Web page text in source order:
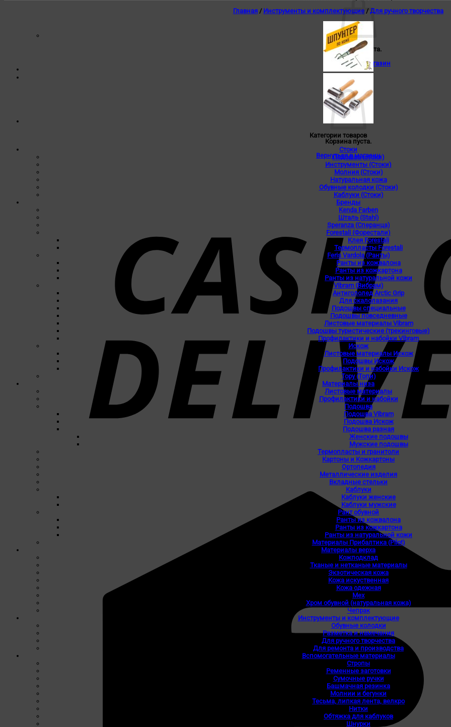
Корзина пуста.
Вернуться в магазин
Корзина
Корзина пуста.
Вернуться в магазин
Главная / Инструменты и комплектующие / Для ручного творчества
Категории товаров
Стоки
Подошва (стоки)
Инструменты (Стоки)
Молния (Стоки)
Натуральная кожа
Обувные колодки (Стоки)
Каблуки (Стоки)
Бренды
Kenda Farben
Шталь (Stahl)
Speranza (Сперанца)
Forestali (Форестали)
Клея Forestali
Термопласты Forestali
Feris Vardola (Ранты)
Ранты из кожвалона
Ранты из кожкартона
Ранты из натуральной кожи
Vibram (Вибрам)
Антигололед Arctic Grip
Для скалолазания
Подошвы специальные
Подошвы повседневные
Листовые материалы Vibram
Подошвы туристические (трекинговые)
Профилактики и набойки Vibram
Искож
Листовые материалы Искож
Подошвы Искож
Профилактики и набойки Искож
Topy (Топи)
Материалы низа
Листовые материалы
Профилактики и набойки
Подошва
Подошва Vibram
Подошва Искож
Подошва разная
Женские подошвы
Мужские подошвы
Термопласты и гранитоли
Картоны и Кожкартоны
Ортопедия
Металлические изделия
Вкладные стельки
Каблуки
Каблуки женские
Каблуки мужские
Рант обувной
Ранты из кожвалона
Ранты из кожкартона
Ранты из натуральной кожи
Материалы Прибалтика (Pilot)
Материалы верха
Кожподклад
Тканые и нетканые материалы
Экзотическая кожа
Кожа искуственная
Кожа одежная
Мех
Хром обувной (натуральная кожа)
Чепрак
Инструменты и комплектующие
Обувные колодки
Разметка и намечания
Для ручного творчества
Для ремонта и производства
Вспомогательные материалы
Стропы
Ременные заготовки
Сумочные ручки
Башмачная резинка
Молнии и бегунки
Тесьма, липкая лента, велкро
Нитки
Обтяжка для каблуков
Шнурки